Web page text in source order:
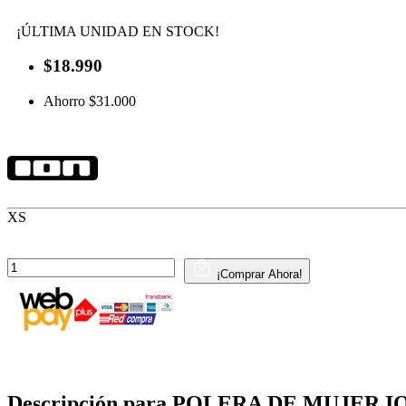
¡ÚLTIMA UNIDAD EN STOCK!
$18.990
Ahorro $31.000
XS
¡Comprar Ahora!